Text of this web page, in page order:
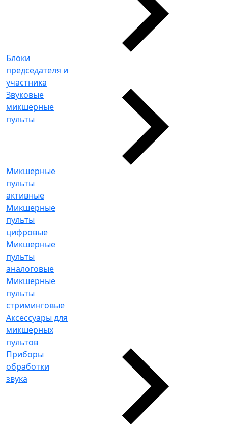
Блоки
председателя и
участника
Звуковые
микшерные
пульты
Микшерные
пульты
активные
Микшерные
пульты
цифровые
Микшерные
пульты
аналоговые
Микшерные
пульты
стриминговые
Аксессуары для
микшерных
пультов
Приборы
обработки
звука